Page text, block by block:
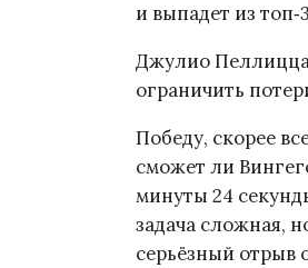
и выпадет из
Джулио
ограничить
Победу, скорее
сможет ли
минуты 24
задача сложная,
серьёзный отрыв